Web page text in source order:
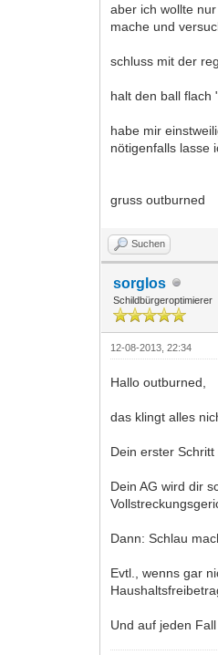
aber ich wollte
mache und
schluss mit der
halt den ball flach
habe mir
nötigenfalls lasse
gruss outburned
Suchen
sorglos
Schildbürgeroptimierer
12-08-2013, 22:34
Hallo outburned,
das klingt alles
Dein erster
Dein AG wird dir
Dann: Schlau
Evtl., wenns gar
Und auf jeden